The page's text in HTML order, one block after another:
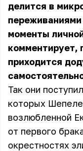
делится в
моменты
комментирует,
приходится
Так они
которых
возлюбленной
от первого
окрестностях